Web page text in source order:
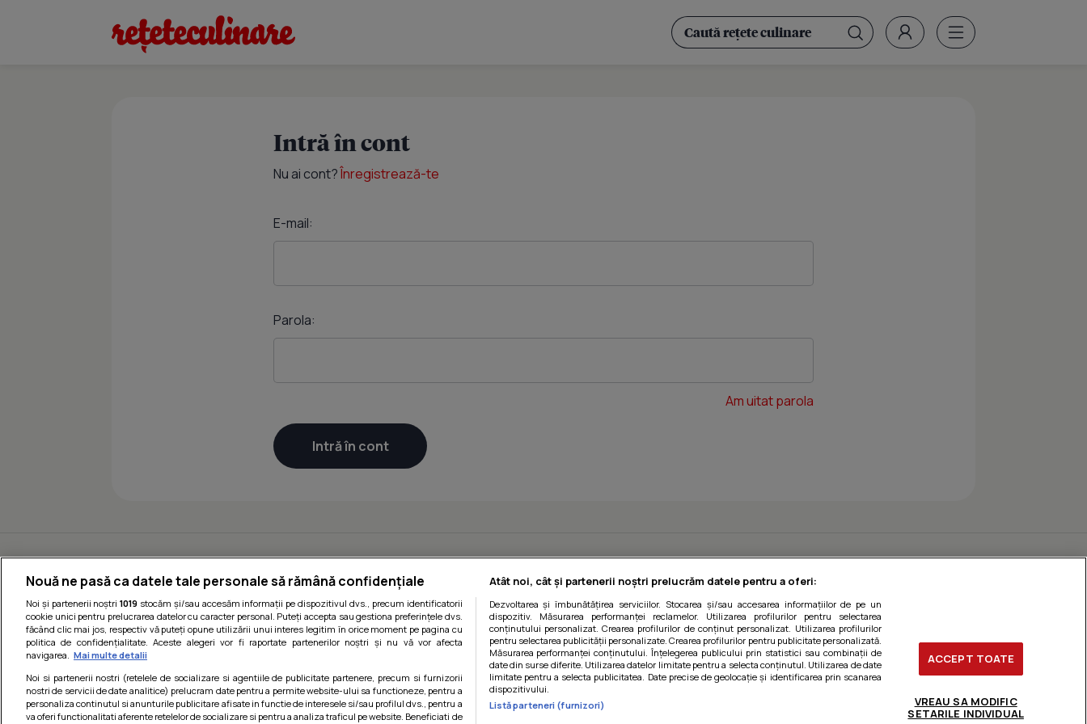
Intră în cont
Nu ai cont?Înregistrează-te
E-mail:
Parola:
Am uitat parola
Nouă ne pasă ca datele tale personale să rămână confidențiale
Noi și partenerii noștri1019 stocăm și/sau accesăm informații pe dispozitivul dvs., precum identificatorii
cookie unici pentru prelucrarea datelor cu caracter personal. Puteți accepta sau gestiona preferințele dvs.
făcând clic mai jos, respectiv vă puteți opune utilizării unui interes legitim în orice moment pe pagina cu
politica de confidențialitate. Aceste alegeri vor fi raportate partenerilor noștri și nu vă vor afecta
navigarea. Mai multe detalii
Noi si partenerii nostri (retelele de socializare si agentiile de publicitate partenere, precum si furnizorii
nostri de servicii de date analitice) prelucram date pentru a permite website-ului sa functioneze, pentru a
personaliza continutul si anunturile publicitare afisate in functie de interesele si/sau profilul dvs., pentru a
va oferi functionalitati aferente retelelor de socializare si pentru a analiza traficul pe website. Beneficiati de
Atât noi, cât și partenerii noștri prelucrăm datele pentru a oferi:
Dezvoltarea și îmbunătățirea serviciilor. Stocarea și/sau accesarea informațiilor de pe un
dispozitiv. Măsurarea performanței reclamelor. Utilizarea profilurilor pentru selectarea
conținutului personalizat. Crearea profilurilor de conținut personalizat. Utilizarea profilurilor
pentru selectarea publicității personalizate. Crearea profilurilor pentru publicitate personalizată.
Măsurarea performanței conținutului. Înțelegerea publicului prin statistici sau combinații de
date din surse diferite. Utilizarea datelor limitate pentru a selecta conținutul. Utilizarea de date
limitate pentru a selecta publicitatea. Date precise de geolocație și identificarea prin scanarea
dispozitivului.
Listă parteneri (furnizori)
ACCEPT TOATE
VREAU SA MODIFIC
SETARILE INDIVIDUAL